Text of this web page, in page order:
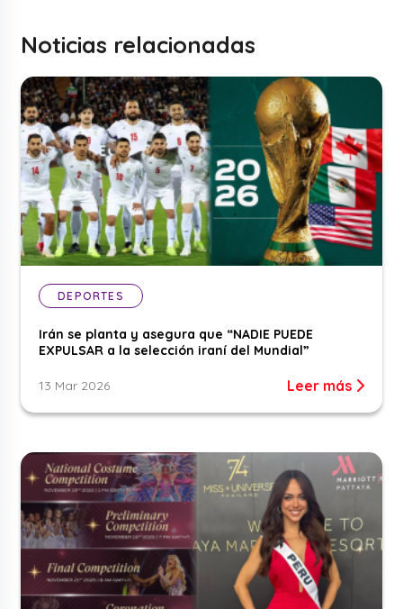
Noticias relacionadas
DEPORTES
Irán se planta y asegura que “NADIE PUEDE
EXPULSAR a la selección iraní del Mundial”
13 Mar 2026 Leer más